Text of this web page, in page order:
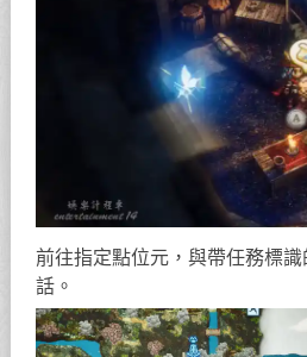
前往指定點位元，與帶任務標
話。